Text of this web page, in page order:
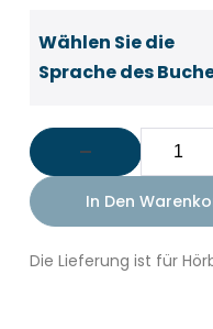
Wählen Sie die
Sprache des
In Den
Die Lieferung ist für